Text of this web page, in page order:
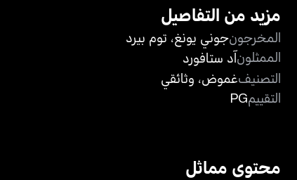
مزيد من التفاصيل
المخرجونجوني يونغ، توم بيرد
الممثلونآد ستافورد
التصنيفغموض، وثائقي
التقييمPG
محتوى مماثل